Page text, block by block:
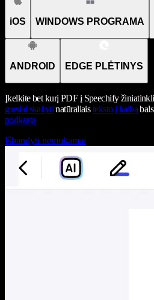
iOS WINDOWS PROGRAMA
ANDROID EDGE PLĖTINYS
Įkelkite bet kurį PDF į Speechify
garsiai skaitytinatūraliaisteksto į kalbą
podkastą
Išbandyti nemokamai